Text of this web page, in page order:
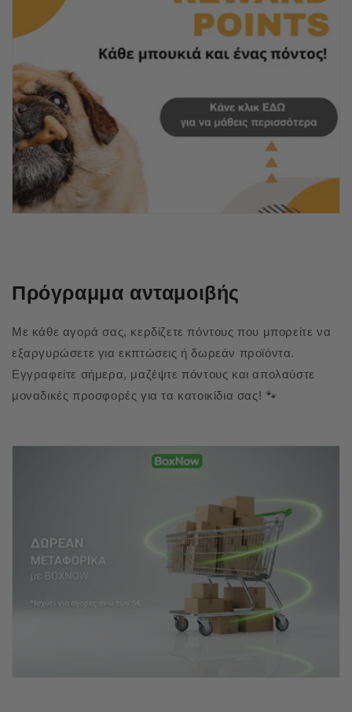
Πρόγραμμα ανταμοιβής
Με κάθε αγορά σας, κερδίζετε πόντους που μπορείτε να
εξαργυρώσετε για εκπτώσεις ή δωρεάν προϊόντα.
Εγγραφείτε σήμερα, μαζέψτε πόντους και απολαύστε
μοναδικές προσφορές για τα κατοικίδια σας! 🐾